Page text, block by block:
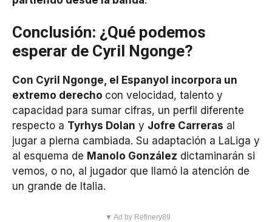
Conclusión: ¿Qué podemos
esperar de Cyril Ngonge?
Con Cyril Ngonge, el Espanyol incorpora un
extremo derecho con velocidad, talento y
capacidad para sumar cifras, un perfil diferente
respecto a Tyrhys Dolan y Jofre Carreras al
jugar a pierna cambiada. Su adaptación a LaLiga y
al esquema de Manolo González dictaminarán si
vemos, o no, al jugador que llamó la atención de
un grande de Italia.
▼ Ad by Refinery89